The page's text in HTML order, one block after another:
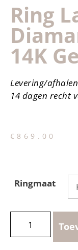
Ring
14K
Levering/
14 dagen recht
€ 869.00
Ringmaat